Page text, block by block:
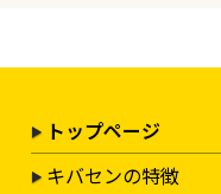
トップページ
キバセンの特徴